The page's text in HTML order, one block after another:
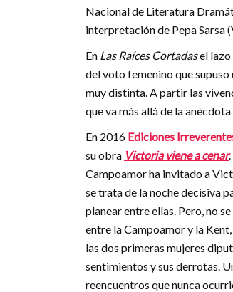
Nacional de Literatura
interpretación de Pepa Sarsa
En Las Raíces Cortadasel lazo
del voto femenino que
muy distinta. A partir las
que va más allá de la
En 2016 Ediciones
su obra Victoria viene a cenar
Campoamor ha invitado a
se trata de la noche decisiva
planear entre ellas. Pero, no
entre la Campoamor y la
las dos primeras mujeres
sentimientos y sus derrotas.
reencuentros que nunca